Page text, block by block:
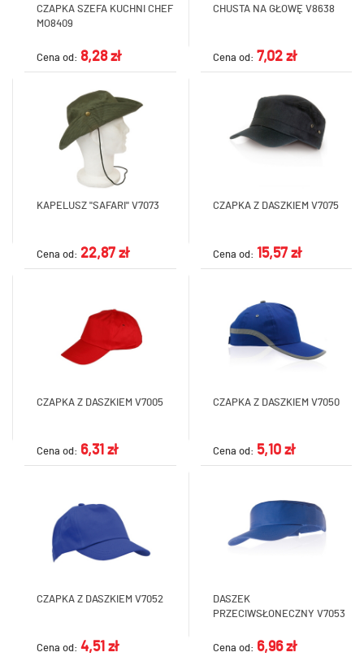
CZAPKA SZEFA KUCHNI CHEF
MO8409
Cena od: 8,28 zł
CHUSTA NA GŁOWĘ V8638
Cena od: 7,02 zł
KAPELUSZ "SAFARI" V7073
Cena od: 22,87 zł
CZAPKA Z DASZKIEM V7075
Cena od: 15,57 zł
CZAPKA Z DASZKIEM V7005
Cena od: 6,31 zł
CZAPKA Z DASZKIEM V7050
Cena od: 5,10 zł
CZAPKA Z DASZKIEM V7052
Cena od: 4,51 zł
DASZEK
PRZECIWSŁONECZNY V7053
Cena od: 6,96 zł